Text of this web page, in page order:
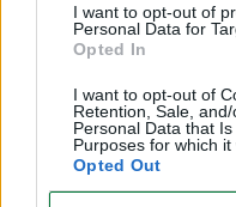
I want to opt-out of
Personal Data for
Opted In
I want to opt-out of
Retention, Sale,
Personal Data that
Purposes for which it
Opted Out
¿Es bueno vestir a